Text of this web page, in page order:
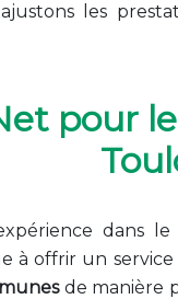
les
pour
dans
à offrir un
de manière